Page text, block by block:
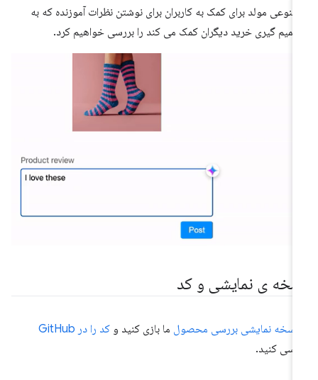
مولد برای کمک به کاربران برای نوشتن نظرات آموزنده که به
گیری خرید دیگران کمک می کند را بررسی خواهیم کرد.
ی نمایشی و کد
نسخه نمایشی بررسی محصولما بازی کنید وکد را در GitHub
کنید.